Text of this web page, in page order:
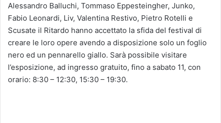
Alessandro Balluchi, Tommaso Eppesteingher, Junko,
Fabio Leonardi, Liv, Valentina Restivo, Pietro Rotelli e
Scusate il Ritardo hanno accettato la sfida del festival di
creare le loro opere avendo a disposizione solo un foglio
nero ed un pennarello giallo. Sarà possibile visitare
l’esposizione, ad ingresso gratuito, fino a sabato 11, con
orario: 8:30 – 12:30, 15:30 – 19:30.